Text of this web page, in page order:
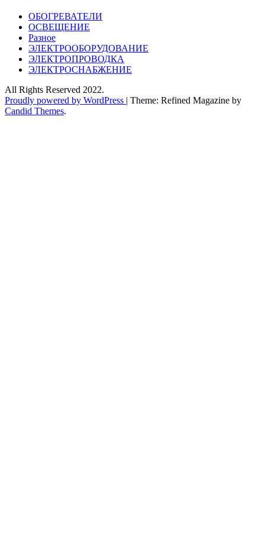
ОБОГРЕВАТЕЛИ
ОСВЕЩЕНИЕ
Разное
ЭЛЕКТРООБОРУДОВАНИЕ
ЭЛЕКТРОПРОВОДКА
ЭЛЕКТРОСНАБЖЕНИЕ
All Rights Reserved 2022.
Proudly powered by WordPress | Theme: Refined Magazine by
Candid Themes.